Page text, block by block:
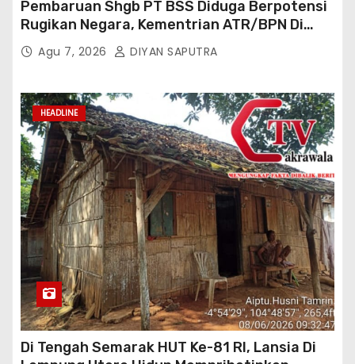
Pembaruan Shgb PT BSS Diduga Berpotensi
Rugikan Negara, Kementrian ATR/BPN Di
Gugat Di PTUN Jakarta
Agu 7, 2026 DIYAN SAPUTRA
HEADLINE
Di Tengah Semarak HUT Ke-81 RI, Lansia Di